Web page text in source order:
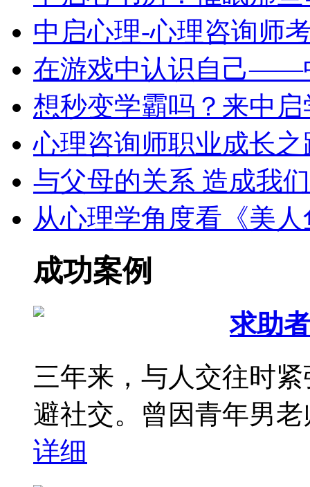
中启心理-心理咨询师
在游戏中认识自己——
想秒变学霸吗？来中
心理咨询师职业成长
与父母的关系 造成我
从心理学角度看《美
成功案例
求助
三年来，与人交往时
避社交。曾因青年男
详细